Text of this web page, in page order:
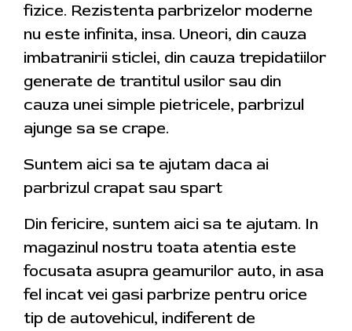
fizice. Rezistenta parbrizelor moderne
nu este infinita, insa. Uneori, din cauza
imbatranirii sticlei, din cauza trepidatiilor
generate de trantitul usilor sau din
cauza unei simple pietricele, parbrizul
ajunge sa se crape.
Suntem aici sa te ajutam daca ai
parbrizul crapat sau spart
Din fericire, suntem aici sa te ajutam. In
magazinul nostru toata atentia este
focusata asupra geamurilor auto, in asa
fel incat vei gasi parbrize pentru orice
tip de autovehicul, indiferent de